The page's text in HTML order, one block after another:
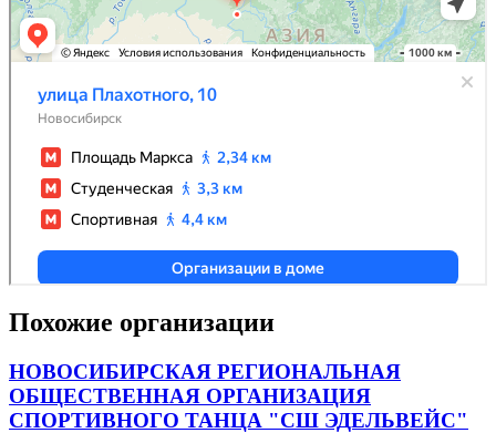
Похожие организации
НОВОСИБИРСКАЯ РЕГИОНАЛЬНАЯ
ОБЩЕСТВЕННАЯ ОРГАНИЗАЦИЯ
СПОРТИВНОГО ТАНЦА "СШ ЭДЕЛЬВЕЙС"